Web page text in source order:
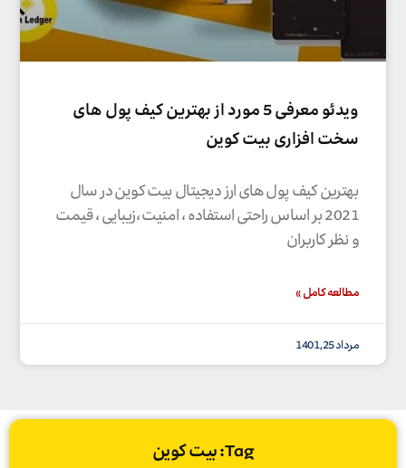
ویدئو معرفی 5 مورد از بهترین کیف پول های
سخت افزاری بیت کوین
بهترین کیف پول های ارز دیجیتال بیت کوین در سال
2021 بر اساس راحتی استفاده ، امنیت ،زیبایی ، قیمت
و نظر کاربران
مطالعه کامل »
مرداد 25, 1401
Tag: بیت کوین